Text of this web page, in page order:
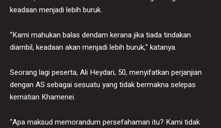
keadaan menjadi lebih buruk.
“Kami mahukan balas dendam kerana jika tiada tindakan
diambil, keadaan akan menjadi lebih buruk,” katanya.
Seorang lagi peserta, Ali Heydari, 50, menyifatkan perjanjian
dengan AS sebagai sesuatu yang tidak bermakna selepas
kematian Khamenei.
“Apa maksud memorandum persefahaman itu? Kami tidak